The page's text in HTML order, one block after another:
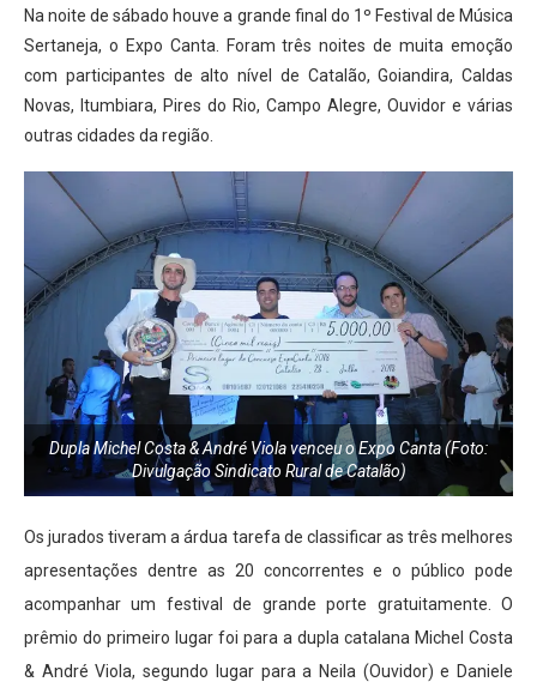
Na noite de sábado houve a grande final do 1º Festival de Música
Sertaneja, o Expo Canta. Foram três noites de muita emoção
com participantes de alto nível de Catalão, Goiandira, Caldas
Novas, Itumbiara, Pires do Rio, Campo Alegre, Ouvidor e várias
outras cidades da região.
Dupla Michel Costa & André Viola venceu o Expo Canta (Foto:
Divulgação Sindicato Rural de Catalão)
Os jurados tiveram a árdua tarefa de classificar as três melhores
apresentações dentre as 20 concorrentes e o público pode
acompanhar um festival de grande porte gratuitamente. O
prêmio do primeiro lugar foi para a dupla catalana Michel Costa
& André Viola, segundo lugar para a Neila (Ouvidor) e Daniele